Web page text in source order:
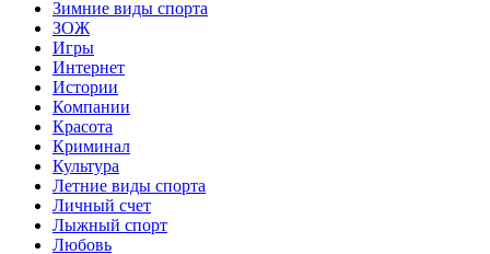
Зимние виды спорта
ЗОЖ
Игры
Интернет
Истории
Компании
Красота
Криминал
Культура
Летние виды спорта
Личный счет
Лыжный спорт
Любовь